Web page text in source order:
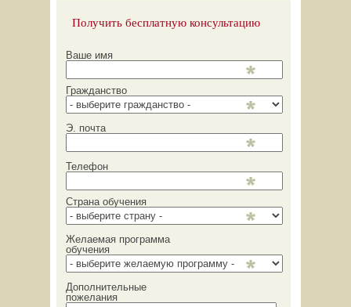
Получить бесплатную консультацию
Ваше имя
Гражданство
Э. почта
Телефон
Страна обучения
Желаемая программа
обучения
Дополнительные
пожелания